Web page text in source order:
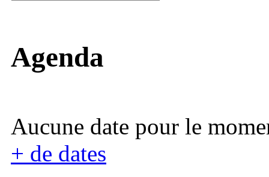
Agenda
Aucune date pour le
+ de dates